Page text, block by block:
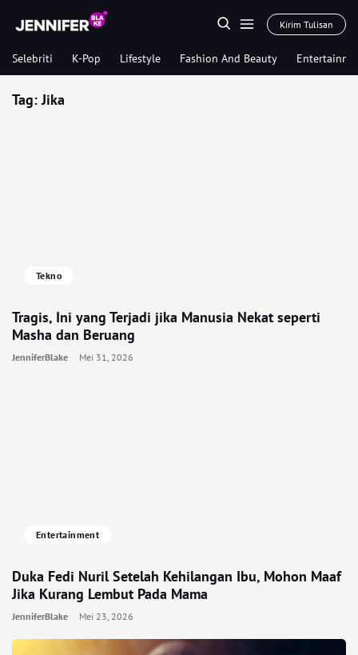
Kirim Tulisan
Selebriti K-Pop Lifestyle Fashion And Beauty
Tag:Jika
Tekno
Tragis, Ini yang Terjadi jika Manusia Nekat seperti
Masha dan Beruang
JenniferBlake Mei 31, 2026
Entertainment
Duka Fedi Nuril Setelah Kehilangan Ibu, Mohon Maaf
Jika Kurang Lembut Pada Mama
JenniferBlake Mei 23, 2026